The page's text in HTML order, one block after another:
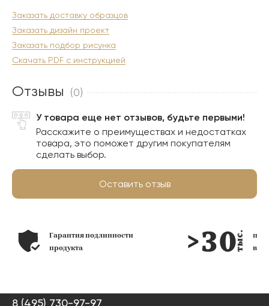
Заказать доставку образцов
Заказать дизайн проект
Заказать подбор рисунка
Скачать PDF с инструкцией
Отзывы (0)
У товара еще нет отзывов, будьте первыми!
Расскажите о преимуществах и недостатках
товара, это поможет другим покупателям
сделать выбор.
Оставить отзыв
Гарантия подлинности
продукта
в
8 (495) 730-97-97